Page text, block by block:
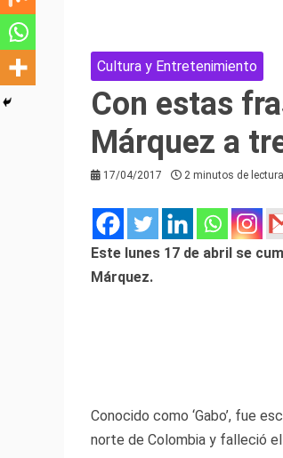
Cultura y Entretenimiento
Con estas
Márquez a
17/04/2017 2 minutos de lectura
Este lunes 17 de abril se
Márquez.
Conocido como ‘Gabo’, fue
norte de Colombia y falleció